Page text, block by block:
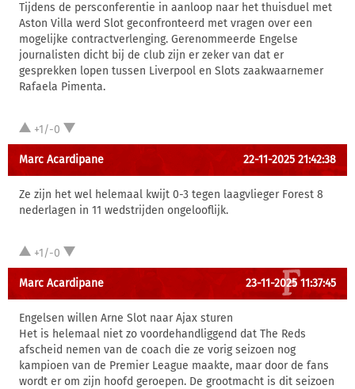
Tijdens de persconferentie in aanloop naar het thuisduel met
Aston Villa werd Slot geconfronteerd met vragen over een
mogelijke contractverlenging. Gerenommeerde Engelse
journalisten dicht bij de club zijn er zeker van dat er
gesprekken lopen tussen Liverpool en Slots zaakwaarnemer
Rafaela Pimenta.
+1/-0
Marc Acardipane 22-11-2025 21:42:38
Ze zijn het wel helemaal kwijt 0-3 tegen laagvlieger Forest 8
nederlagen in 11 wedstrijden ongelooflijk.
+1/-0
Marc Acardipane 23-11-2025 11:37:45
Engelsen willen Arne Slot naar Ajax sturen
Het is helemaal niet zo voordehandliggend dat The Reds
afscheid nemen van de coach die ze vorig seizoen nog
kampioen van de Premier League maakte, maar door de fans
wordt er om zijn hoofd geroepen. De grootmacht is dit seizoen